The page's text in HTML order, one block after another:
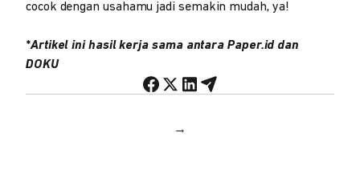
cocok dengan usahamu jadi semakin mudah, ya!
*Artikel ini hasil kerja sama antara Paper.id dan
DOKU
→